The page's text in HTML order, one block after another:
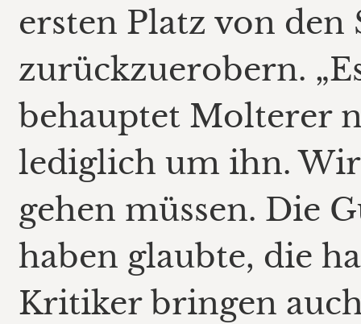
ersten Platz von
zurückzuerobern.
behauptet Molterer
lediglich um ihn.
gehen müssen. Die
haben glaubte, die
Kritiker bringen